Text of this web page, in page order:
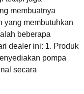
membuatnya
yang membutuhkan
beberapa
dealer ini: 1. Produk
pompa
secara